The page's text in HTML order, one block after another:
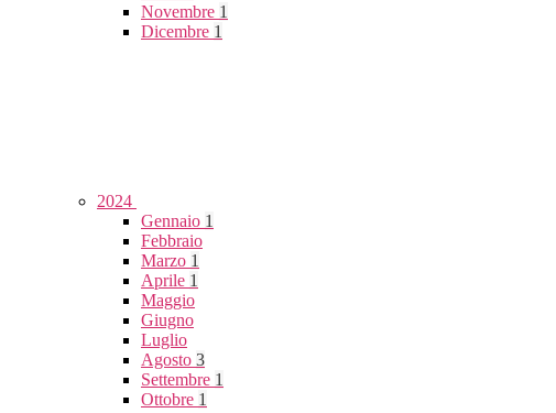
Novembre 1
Dicembre 1
2024
Gennaio 1
Febbraio
Marzo 1
Aprile 1
Maggio
Giugno
Luglio
Agosto 3
Settembre 1
Ottobre 1